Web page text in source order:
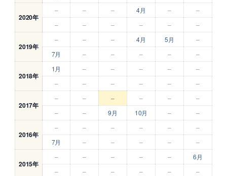
2020年
– – – 4月 –
–
–
– – – – –
2019年
– – – 4月 5月
–
7月
– – – – –
2018年
1月 – – – –
–
–
– – – – –
2017年
– – – – –
–
–
– 9月 10月 – –
2016年
– – – – –
–
7月
– – – – –
2015年
– – – – –
6月
–
– – – – –